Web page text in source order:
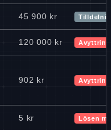
45 900 kr
120 000 kr Avyttring
902 kr Avyttring
5 kr Lösen